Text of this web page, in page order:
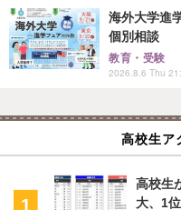
海外大学進
個別相談
教育・受験
2026.8.6 Thu
高校生ア
高校生
大、1